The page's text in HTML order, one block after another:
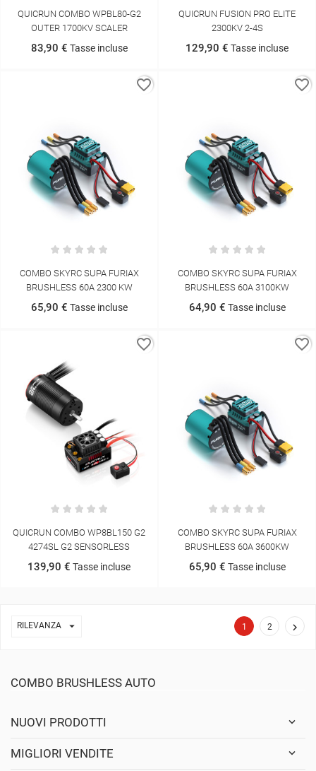
COMBO BRUSHLESS AUTO
NUOVI PRODOTTI
MIGLIORI VENDITE
QUICRUN COMBO WPBL80-G2
OUTER 1700KV SCALER
83,90 € Tasse incluse
QUICRUN FUSION PRO ELITE
2300KV 2-4S
129,90 € Tasse incluse
COMBO SKYRC SUPA FURIAX
BRUSHLESS 60A 2300 KW
65,90 € Tasse incluse
favorite_border
COMBO SKYRC SUPA FURIAX
BRUSHLESS 60A 3100KW
64,90 € Tasse incluse
favorite_border
QUICRUN COMBO WP8BL150 G2
4274SL G2 SENSORLESS
139,90 € Tasse incluse
favorite_border
COMBO SKYRC SUPA FURIAX
BRUSHLESS 60A 3600KW
65,90 € Tasse incluse
favorite_border
RILEVANZA  1 2 